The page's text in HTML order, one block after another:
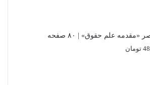
«مقدمه علم حقوق» | ۸۰ صفحه
تومان